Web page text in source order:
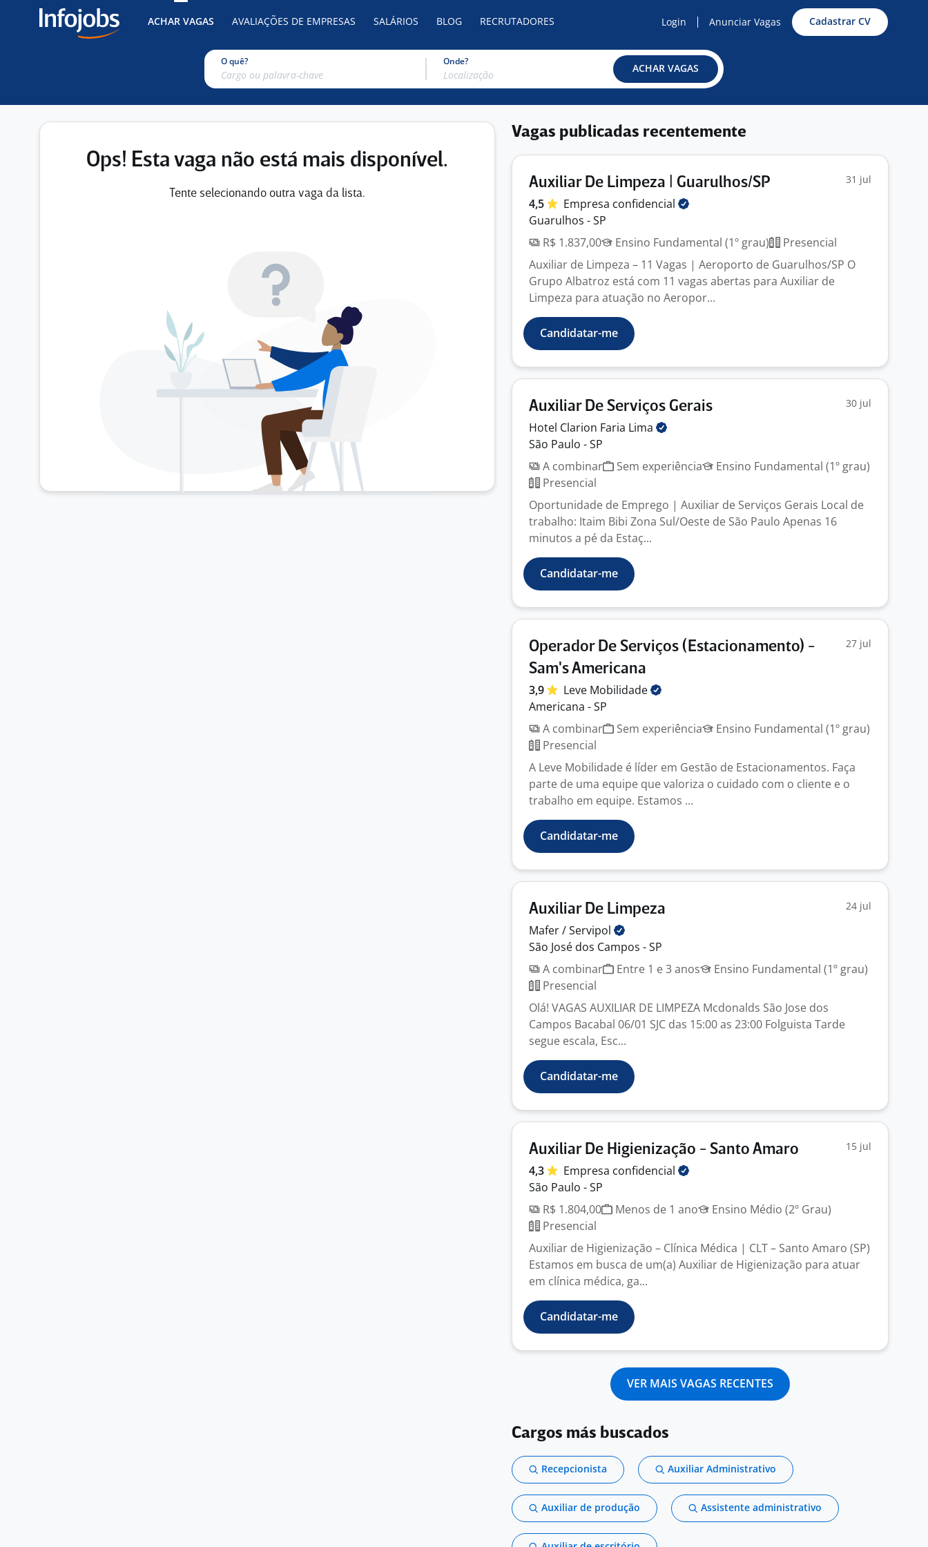
ACHAR VAGAS AVALIAÇÕES DE EMPRESAS SALÁRIOS BLOG RECRUTADORES Login Anunciar Vagas Cadastrar CV
O quê? Onde?
ACHAR VAGAS
Ops! Esta vaga não está mais disponível.
Tente selecionando outra vaga da lista.
Vagas publicadas recentemente
Auxiliar De Limpeza | Guarulhos/SP 31 jul
4,5 Empresa confidencial
Guarulhos - SP
R$ 1.837,00
Ensino Fundamental (1º grau)
Presencial
Auxiliar de Limpeza – 11 Vagas | Aeroporto de Guarulhos/SP O
Grupo Albatroz está com 11 vagas abertas para Auxiliar de
Limpeza para atuação no Aeropor...
Candidatar-me
Auxiliar De Serviços Gerais 30 jul
Hotel Clarion Faria Lima
São Paulo - SP
A combinar
Sem experiência
Ensino Fundamental (1º grau)
Presencial
Oportunidade de Emprego | Auxiliar de Serviços Gerais Local de
trabalho: Itaim Bibi Zona Sul/Oeste de São Paulo Apenas 16
minutos a pé da Estaç...
Candidatar-me
Operador De Serviços (Estacionamento) -
Sam's Americana
27 jul
3,9 Leve Mobilidade
Americana - SP
A combinar
Sem experiência
Ensino Fundamental (1º grau)
Presencial
A Leve Mobilidade é líder em Gestão de Estacionamentos. Faça
parte de uma equipe que valoriza o cuidado com o cliente e o
trabalho em equipe. Estamos ...
Candidatar-me
Auxiliar De Limpeza 24 jul
Mafer /Servipol
São José dos Campos - SP
A combinar
Entre 1 e 3 anos
Ensino Fundamental (1º grau)
Presencial
Olá! VAGAS AUXILIAR DE LIMPEZA Mcdonalds São Jose dos
Campos Bacabal 06/01 SJC das 15:00 as 23:00 Folguista Tarde
segue escala, Esc...
Candidatar-me
Auxiliar De Higienização - Santo Amaro 15 jul
4,3 Empresa confidencial
São Paulo - SP
R$ 1.804,00
Menos de 1 ano
Ensino Médio (2º Grau)
Presencial
Auxiliar de Higienização – Clínica Médica | CLT – Santo Amaro (SP)
Estamos em busca de um(a) Auxiliar de Higienização para atuar
em clínica médica, ga...
Candidatar-me
VER MAIS VAGAS RECENTES
Cargos más buscados
Recepcionista Auxiliar Administrativo
Auxiliar de produção Assistente administrativo